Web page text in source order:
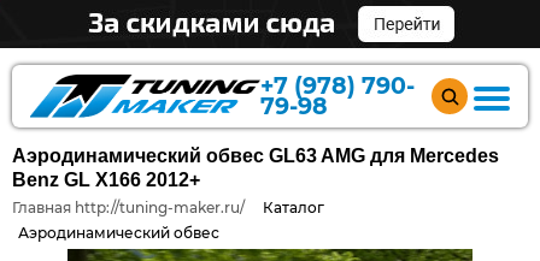
+7 (978) 790-
79-98
Аэродинамический обвес GL63 AMG для Mercedes
Benz GL X166 2012+
Главная http://tuning-maker.ru/
Каталог
Аэродинамический обвес